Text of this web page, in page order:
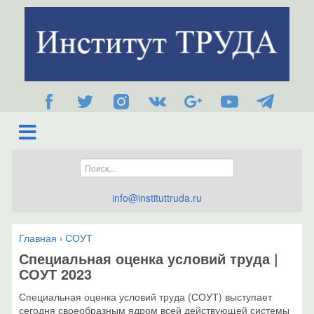
info@instituttruda.ru
Главная › СОУТ
Специальная оценка условий труда |
СОУТ 2023
Специальная оценка условий труда (СОУТ) выступает
сегодня своеобразным ядром всей действующей системы